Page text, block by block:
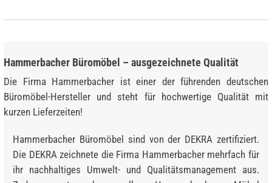
Hammerbacher Büromöbel – ausgezeichnete Qualität
Die Firma Hammerbacher ist einer der führenden deutschen
Büromöbel-Hersteller und steht für hochwertige Qualität mit
kurzen Lieferzeiten!
Hammerbacher Büromöbel sind von der DEKRA zertifiziert.
Die DEKRA zeichnete die Firma Hammerbacher mehrfach für
ihr nachhaltiges Umwelt- und Qualitätsmanagement aus.